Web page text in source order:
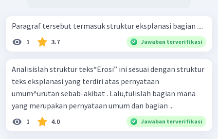
Paragraf tersebut termasuk struktur eksplanasi bagian ....
1 3.7 Jawaban terverifikasi
Analisislah struktur teks“Erosi” ini sesuai dengan struktur
teks eksplanasi yang terdiri atas pernyataan
umum^urutan sebab-akibat . Lalu,tulislah bagian mana
yang merupakan pernyataan umum dan bagian ...
1 4.0 Jawaban terverifikasi